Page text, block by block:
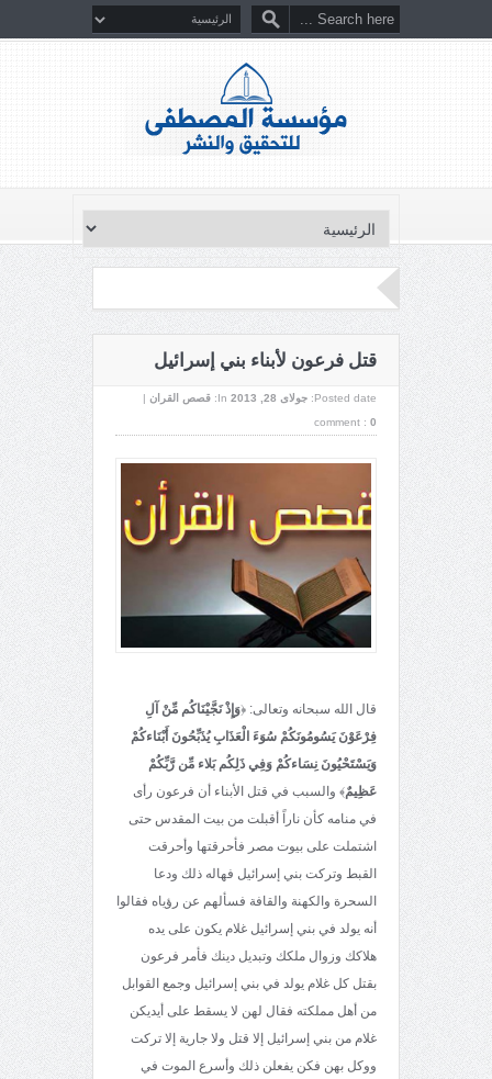
قتل فرعون لأبناء بني إسرائيل
Posted date: جولای 28, 2013 In: قصص القران |
comment : 0
قال الله سبحانه وتعالى: ﴿وَإِذْ نَجَّيْنَاكُم مِّنْ آلِ
فِرْعَوْنَ يَسُومُونَكُمْ سُوَءَ الْعَذَابِ يُذَبِّحُونَ أَبْنَاءكُمْ
وَيَسْتَحْيُونَ نِسَاءكُمْ وَفِي ذَلِكُم بَلاء مِّن رَّبِّكُمْ
عَظِيمٌ﴾ والسبب في قتل الأبناء أن فرعون رأى
في منامه كأن ناراً أقبلت من بيت المقدس حتى
اشتملت على بيوت مصر فأحرقتها وأحرقت
القبط وتركت بني إسرائيل فهاله ذلك ودعا
السحرة والكهنة والقافة فسألهم عن رؤياه فقالوا
أنه يولد في بني إسرائيل غلام يكون على يده
هلاكك وزوال ملكك وتبديل دينك فأمر فرعون
بقتل كل غلام يولد في بني إسرائيل وجمع القوابل
من أهل مملكته فقال لهن لا يسقط على أيديكن
غلام من بني إسرائيل إلا قتل ولا جارية إلا تركت
ووكل بهن فكن يفعلن ذلك وأسرع الموت في